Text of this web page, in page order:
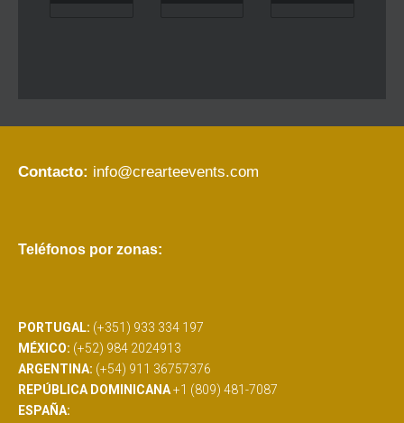
Contacto: info@crearteevents.com
Teléfonos por zonas:
PORTUGAL: (+351) 933 334 197
MÉXICO: (+52) 984 2024913
ARGENTINA: (+54) 911 36757376
REPÚBLICA DOMINICANA+1 (809) 481-7087
ESPAÑA: